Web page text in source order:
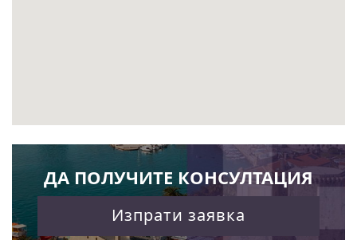
ДА ПОЛУЧИТЕ КОНСУЛТАЦИЯ
Изпрати заявка